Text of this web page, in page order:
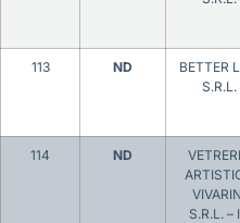
113 ND
BETTER
S.R.L.
114 ND
S.R.L. –